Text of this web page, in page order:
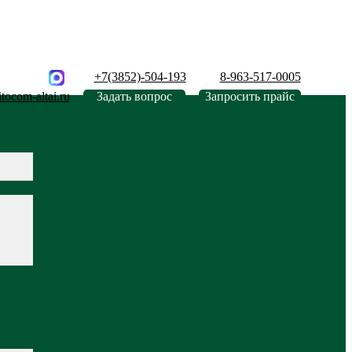
+7(3852)-504-193
8-963-517-0005
altai.ru
Задать вопрос Запросить прайс